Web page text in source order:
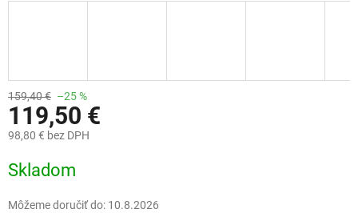
159,40 € –25 %
119,50 €
98,80 € bez DPH
cena:
Skladom
Môžeme doručiť do: 10.8.2026